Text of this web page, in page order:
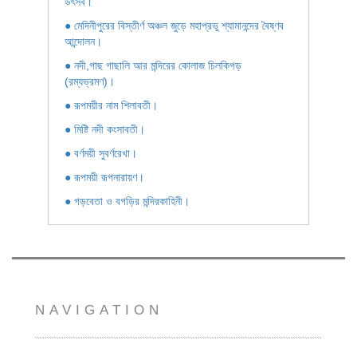
● মেদিনীপুরের বিস্তীর্ণ অঞ্চল জুড়ে মহাপ্রভু শ্যামানন্দের বৈষ্ণব
আন্দোলন।
● নদী,গাছ গাছালি আর মন্দিরের কোলাজ চিলকিগড়
(রম্যভ্রমণ)।
● রূপময়ীর নাম শিলাবতী।
● মিষ্টি নদী কংসাবতী।
● বর্ণময়ী সুবর্ণরেখা।
● রূপময়ী রূপনারায়ণ।
● গড়বেতা ও বগড়ির মন্দিরকাহিনী।
NAVIGATION